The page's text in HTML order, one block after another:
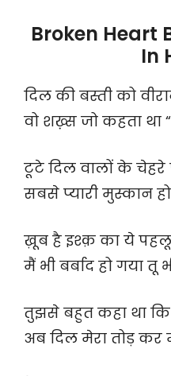
Broken Heart
In
दिल की बस्ती को
वो शख़्स जो कहता था
टूटे दिल वालों के चेहरे
सबसे प्यारी मुस्कान
ख़ूब है इश्क़ का ये पहलू
मैं भी बर्बाद हो गया तू
तुझसे बहुत कहा था
अब दिल मेरा तोड़ कर